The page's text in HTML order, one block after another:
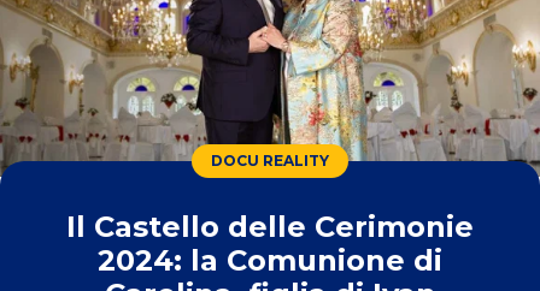
DOCU REALITY
Il Castello delle Cerimonie
2024: la Comunione di